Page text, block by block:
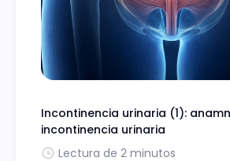
Incontinencia urinaria (1):
incontinencia urinaria
Lectura de 2 minutos